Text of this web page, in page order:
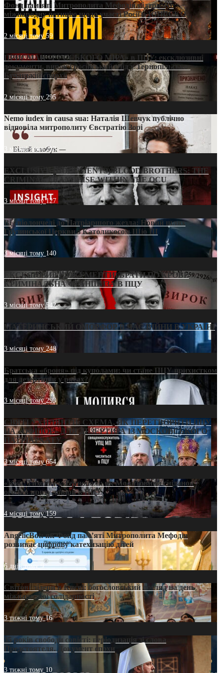
Фонд пам’яті Митрополита Мефодія підтримує
міжнародну петицію щодо участі Росії в ЮНЕСКО
2 місяці тому59
ПРИСМАК «РУССЬКОГО МІРА» в ПЦУ: ексклюзивні
документи, вирок і російський слід у Тернопільсько-
Бучацькій єпархії
2 місяці тому 295
Nemo iudex in causa sua: Наталія Шевчук публічно
відповіла митрополиту Євстратію Зорі
3 місяці тому213
EXCLUSIVE (DOCUMENTS)/BLOOD BROTHERS: THE
CRIMINAL FRANCHISE WITHIN THE OCU
3 місяці тому127
Від віолончелі до Патріаршого жезла: Новий шлях
Грузинської Церкви з Католикосом Шіо III
3 місяці тому 140
ЕКСКЛЮЗИВ (ДОКУМЕНТИ)/БРАТИ ПО КРОВІ:
КРИМІНАЛЬНА ФРАНШИЗА В ПЦУ
3 місяці тому542
МАТЕРИНСЬКИЙ ОМОРФОР В ЧАС ВІЙНИ В УКРАЇНІ
3 місяці тому248
Братська «броня» під куполами: чи стане ПЦУ прихистком
для дезертирів у рясах?
3 місяці тому293
СВЯТІ УХИЛЯНТИ: СХЕМА, ЯК ПЕРЕТВОРИТИ ПЦУ
НА «ОФШОР» ДЛЯ ДЕЗЕРТИРА ІЗ МОСКОВСЬКОГО
ПАТРІАРХАТУ
3 місяці тому654
«Кейс Тихона» у Тернополі: як Молитовний сніданок
оголив кризу довіри в ПЦУ
4 місяці тому159
AngelicBot: як Фонд пам’яті Митрополита Мефодія
розвиває цифрову катехизацію дітей
6 днів тому9
Світові лідери в Києві: богословський погляд на день
міжнародної солідарності
3 тижні тому16
35 років свободи совісті: періодизація зі слова
Предстоятеля. Документ епохи
3 тижні тому 10